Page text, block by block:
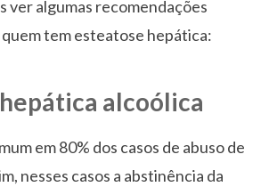
ver algumas recomendações
tem esteatose hepática:
alcoólica
em 80% dos casos de abuso de
nesses casos a abstinência da